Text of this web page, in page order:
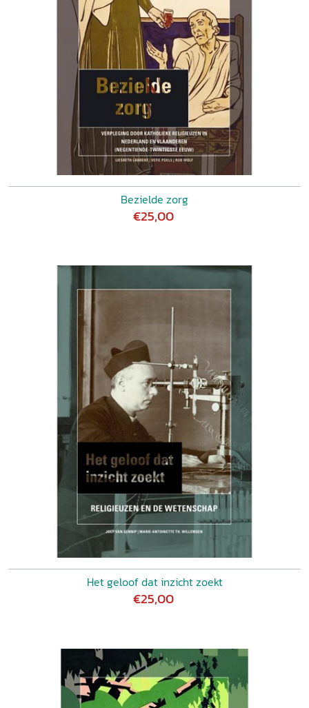
Bezielde zorg
€25,00
Het geloof dat inzicht zoekt
€25,00